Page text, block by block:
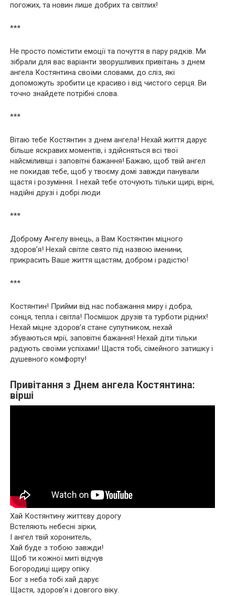
погожих, та новин лише добрих та світлих!
***
Не просто помістити емоції та почуття в пару рядків. Ми
зібрали для вас варіанти зворушливих привітань з днем
ангела Костянтина своїми словами, до сліз, які
допоможуть зробити це красиво і від чистого серця. Ви
точно знайдете потрібні слова.
***
Вітаю тебе Костянтин з днем ​​ангела! Нехай життя дарує
більше яскравих моментів, і здійсняться всі твої
найсміливіші і заповітні бажання! Бажаю, щоб твій ангел
не покидав тебе, щоб у твоєму домі завжди панували
щастя і розуміння. І нехай тебе оточують тільки щирі, вірні,
надійні друзі і добрі люди
***
Доброму Ангелу вінець, а Вам Костянтин міцного
здоров’я! Нехай світле свято під назвою іменини,
прикрасить Ваше життя щастям, добром і радістю!
***
Костянтин! Прийми від нас побажання миру і добра,
сонця, тепла і світла! Посмішок друзів та турботи рідних!
Нехай міцне здоров’я стане супутником, нехай
збуваються мрії, заповітні бажання! Нехай діти тільки
радують своїми успіхами! Щастя тобі, сімейного затишку і
душевного комфорту!
Привітання з Днем ангела Костянтина:
вірші
Хай Костянтину життєву дорогу
Встеляють небесні зірки,
І ангел твій хоронитель,
Хай буде з тобою завжди!
Щоб ти кожної миті відчув
Богородиці щиру опіку.
Бог з неба тобі хай дарує
Щастя, здоров’я і довгого віку.